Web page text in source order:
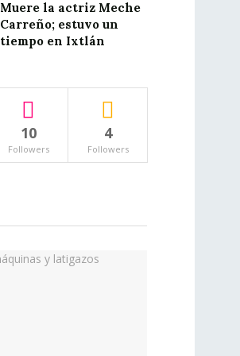
Muere la actriz Meche
Carreño; estuvo un
tiempo en Ixtlán
10
Followers
4
Followers